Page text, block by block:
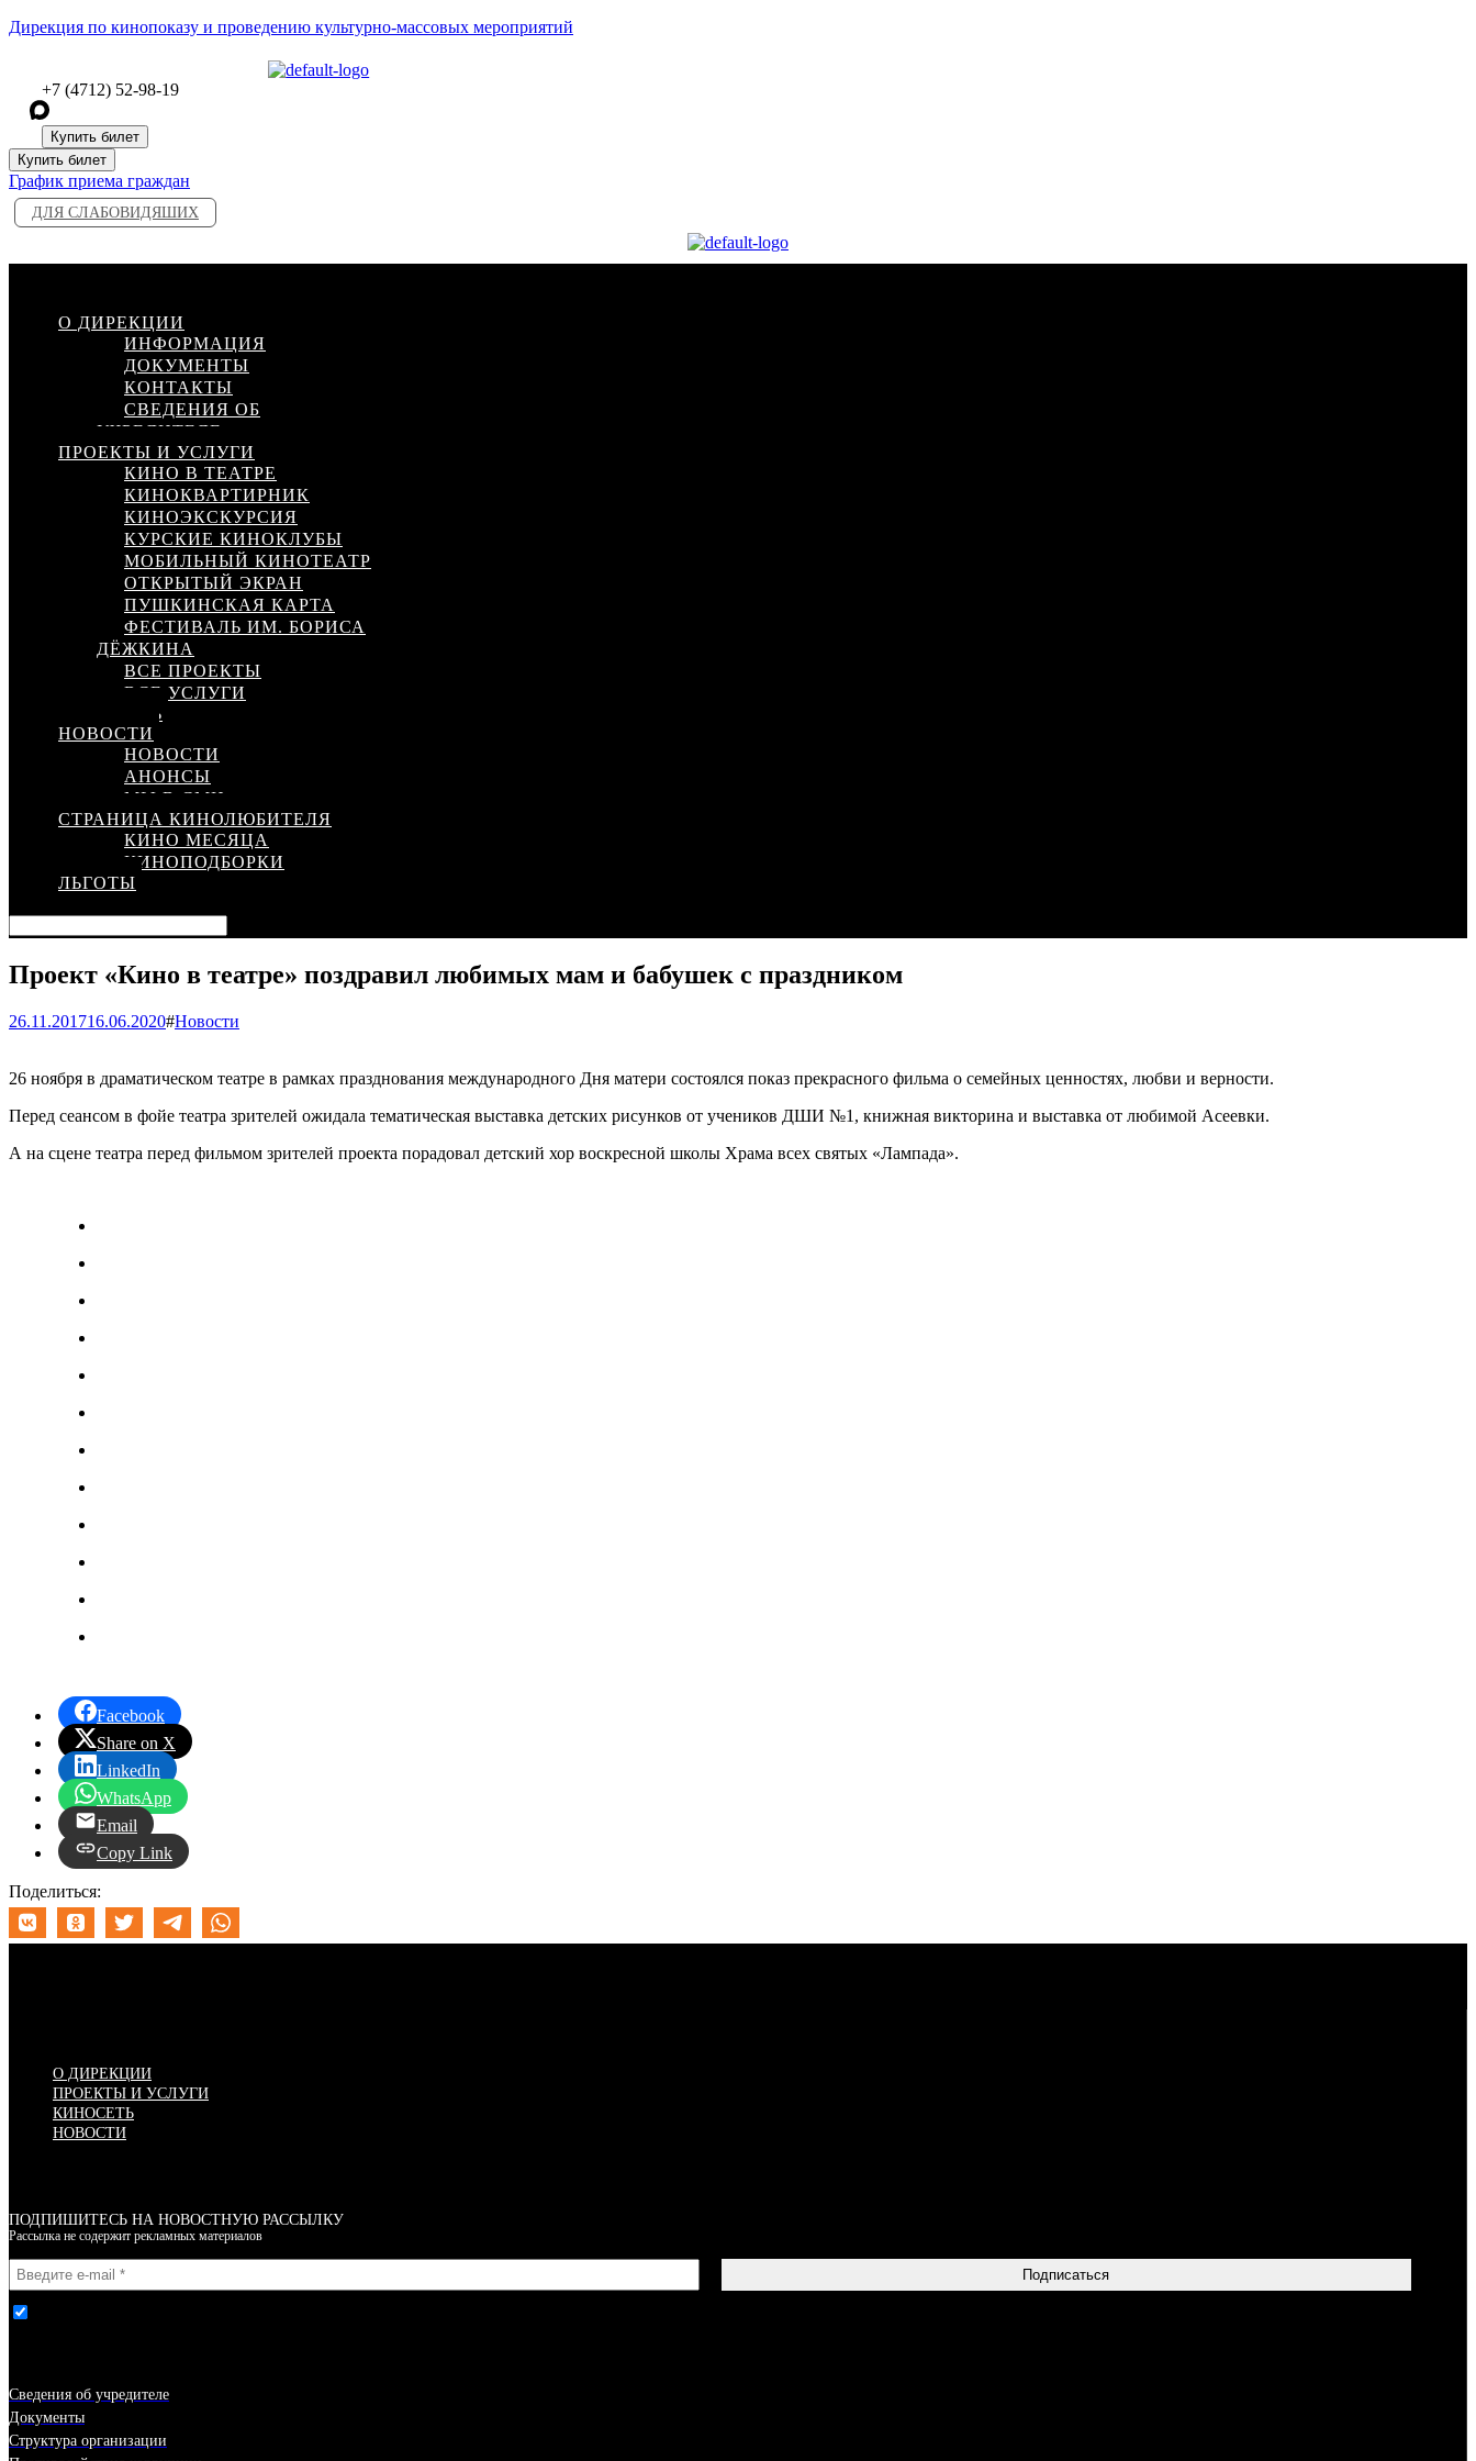
Дирекция по кинопоказу и проведению культурно-массовых мероприятий
+7 (4712) 52-98-19
Купить билет
Купить билет
График приема граждан
ДЛЯ СЛАБОВИДЯШИХ
О ДИРЕКЦИИ
ИНФОРМАЦИЯ
ДОКУМЕНТЫ
КОНТАКТЫ
СВЕДЕНИЯ ОБ
УЧРЕДИТЕЛЕ
ПРОЕКТЫ И УСЛУГИ
КИНО В ТЕАТРЕ
КИНОКВАРТИРНИК
КИНОЭКСКУРСИЯ
КУРСКИЕ КИНОКЛУБЫ
МОБИЛЬНЫЙ КИНОТЕАТР
ОТКРЫТЫЙ ЭКРАН
ПУШКИНСКАЯ КАРТА
ФЕСТИВАЛЬ ИМ. БОРИСА
ДЁЖКИНА
ВСЕ ПРОЕКТЫ
ВСЕ УСЛУГИ
КИНОСЕТЬ
НОВОСТИ
НОВОСТИ
АНОНСЫ
МЫ В СМИ
СТРАНИЦА КИНОЛЮБИТЕЛЯ
КИНО МЕСЯЦА
КИНОПОДБОРКИ
ЛЬГОТЫ
Проект «Кино в театре» поздравил любимых мам и бабушек с праздником
26.11.201716.06.2020#Новости
26 ноября в драматическом театре в рамках празднования международного Дня матери состоялся показ прекрасного фильма о семейных ценностях, любви и верности.
Перед сеансом в фойе театра зрителей ожидала тематическая выставка детских рисунков от учеников ДШИ №1, книжная викторина и выставка от любимой Асеевки.
А на сцене театра перед фильмом зрителей проекта порадовал детский хор воскресной школы Храма всех святых «Лампада».
Facebook
Share on X
LinkedIn
WhatsApp
Email
Copy Link
Поделиться:
О ДИРЕКЦИИ
ПРОЕКТЫ И УСЛУГИ
КИНОСЕТЬ
НОВОСТИ
ПОДПИШИТЕСЬ НА НОВОСТНУЮ РАССЫЛКУ
Рассылка не содержит рекламных материалов
Сведения об учредителе
Документы
Структура организации